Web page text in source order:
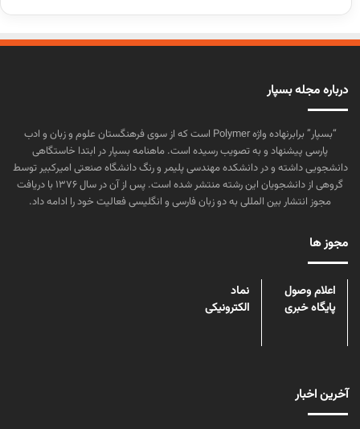
درباره مجله بسپار
“بسپار” برابرنهاده واژه Polymer است که از سوی فرهنگستان علوم و زبان و ادب
پارسی پیشنهاد و به تصویب رسیده است. ماهنامه بسپار در ابتدا خاستگاهی
دانشجویی داشته و در دانشکده مهندسی پلیمر و رنگ دانشگاه صنعتی امیرکبیر توسط
گروهی از دانشجویان این رشته منتشر شده است. پس از آن در سال ۱۳۷۶ با دریافت
مجوز انتشار بین المللی به دو زبان فارسی و انگلیسی فعالیت خود را ادامه داد.
مجوز ها
اعلام وصول
پایگاه خبری
نماد
الکترونیکی
آخرین اخبار